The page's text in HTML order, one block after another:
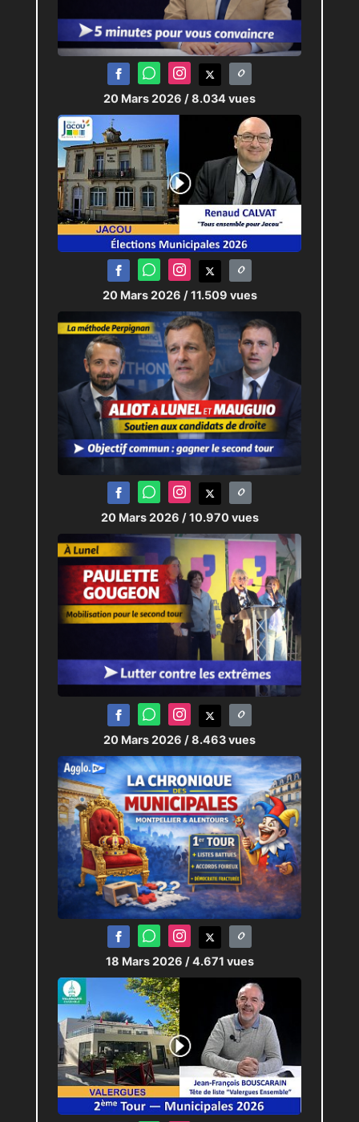
20 Mars 2026 / 8.034 vues
20 Mars 2026 / 11.509 vues
20 Mars 2026 / 10.970 vues
20 Mars 2026 / 8.463 vues
18 Mars 2026 / 4.671 vues